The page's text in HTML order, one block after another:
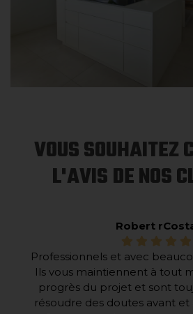
VOUS SOUHAITEZ
L'AVIS DE NOS
Robert
Professionnels et avec
Ils vous maintiennent à tout
progrès du projet et sont
résoudre des doutes avant